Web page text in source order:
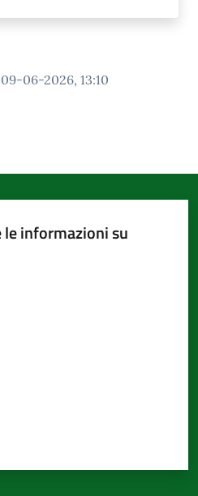
09-06-2026, 13:10
le informazioni su